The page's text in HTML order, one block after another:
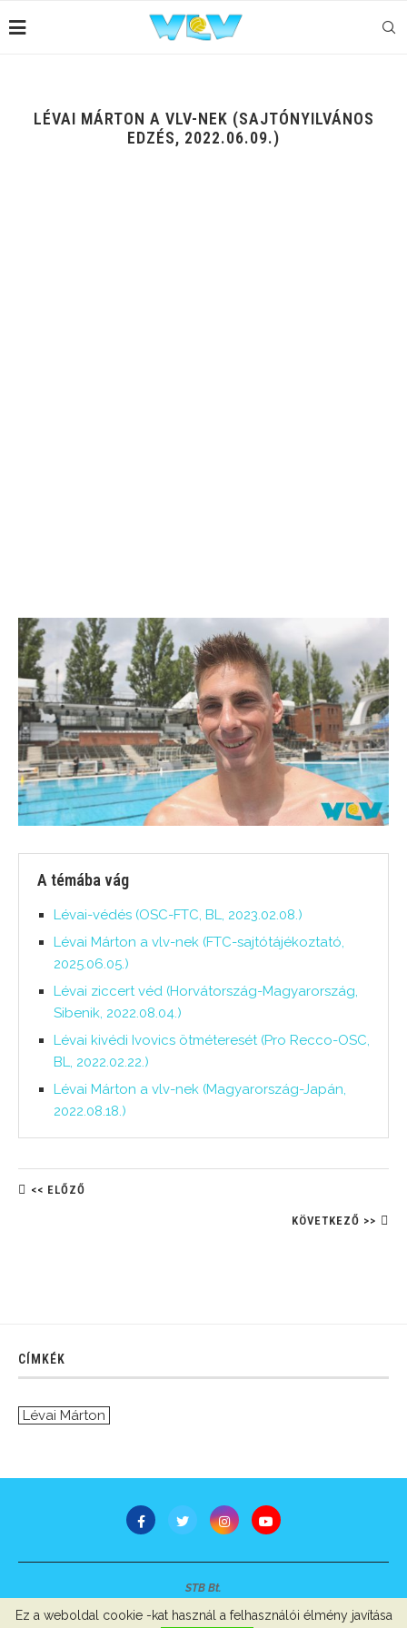
LÉVAI MÁRTON A VLV-NEK (SAJTÓNYILVÁNOS
EDZÉS, 2022.06.09.)
A témába vág
Lévai-védés (OSC-FTC, BL, 2023.02.08.)
Lévai Márton a vlv-nek (FTC-sajtótájékoztató,
2025.06.05.)
Lévai ziccert véd (Horvátország-Magyarország,
Sibenik, 2022.08.04.)
Lévai kivédi Ivovics ötméteresét (Pro Recco-OSC,
BL, 2022.02.22.)
Lévai Márton a vlv-nek (Magyarország-Japán,
2022.08.18.)
<< ELŐZŐ
KÖVETKEZŐ >>
CÍMKÉK
Lévai Márton
STB Bt.
Ez a weboldal cookie -kat használ a felhasználói élmény javítása